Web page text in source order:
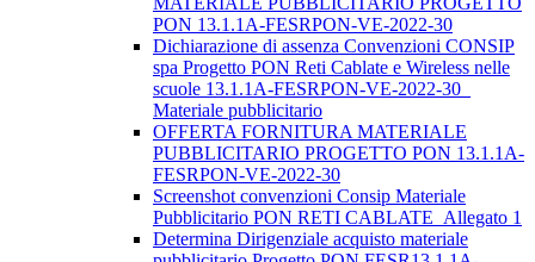
PON 13.1.1A-FESRPON-VE-2022-30
Dichiarazione di assenza Convenzioni CONSIP
spa Progetto PON Reti Cablate e Wireless nelle
scuole 13.1.1A-FESRPON-VE-2022-30_
Materiale pubblicitario
OFFERTA FORNITURA MATERIALE
PUBBLICITARIO PROGETTO PON 13.1.1A-
FESRPON-VE-2022-30
Screenshot convenzioni Consip Materiale
Pubblicitario PON RETI CABLATE_Allegato 1
Determina Dirigenziale acquisto materiale